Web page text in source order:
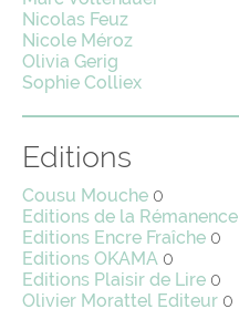
Nicolas Feuz
Nicole Méroz
Olivia Gerig
Sophie Colliex
Editions
Cousu Mouche 0
Editions de la Rémanence
Editions Encre Fraîche 0
Editions OKAMA 0
Editions Plaisir de Lire 0
Olivier Morattel Editeur 0